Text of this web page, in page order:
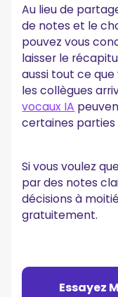
Au lieu de
de notes et le
pouvez vous
laisser le
aussi tout ce
les collègues
vocaux IA
certaines parties
Si vous voulez
par des notes
décisions à
gratuitement.
Essayez